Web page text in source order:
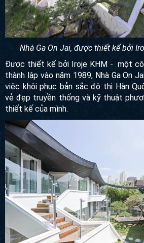
Nhà Ga On Jai, được thiết kế bởi
Được thiết kế bởi Iroje KHM - một
thành lập vào năm 1989, Nhà Ga
đến việc khôi phục bản sắc đô thị
hợp vẻ đẹp truyền thống và kỹ thuật
trong thiết kế của mình.